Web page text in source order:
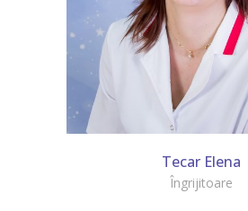
Tecar Elena
Îngrijitoare